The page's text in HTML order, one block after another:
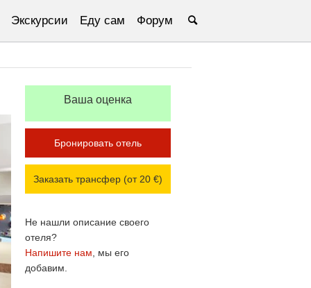
Экскурсии Еду сам Форум
Ваша оценка
Бронировать отель
Заказать трансфер (от 20 €)
Не нашли описание своего
отеля?
Напишите нам , мы его
добавим.